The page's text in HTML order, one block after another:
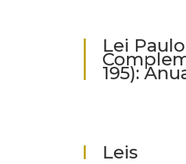
Lei
195):
Leis